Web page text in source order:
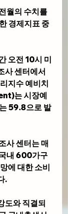
월의 수치를
경제지표 중
오전 10시 미
사 센터에서
지수 예비치
는 시장예
59.8으로 발
사 센터는 매
내 600가구
에 대한 소비
.
도와 직결되